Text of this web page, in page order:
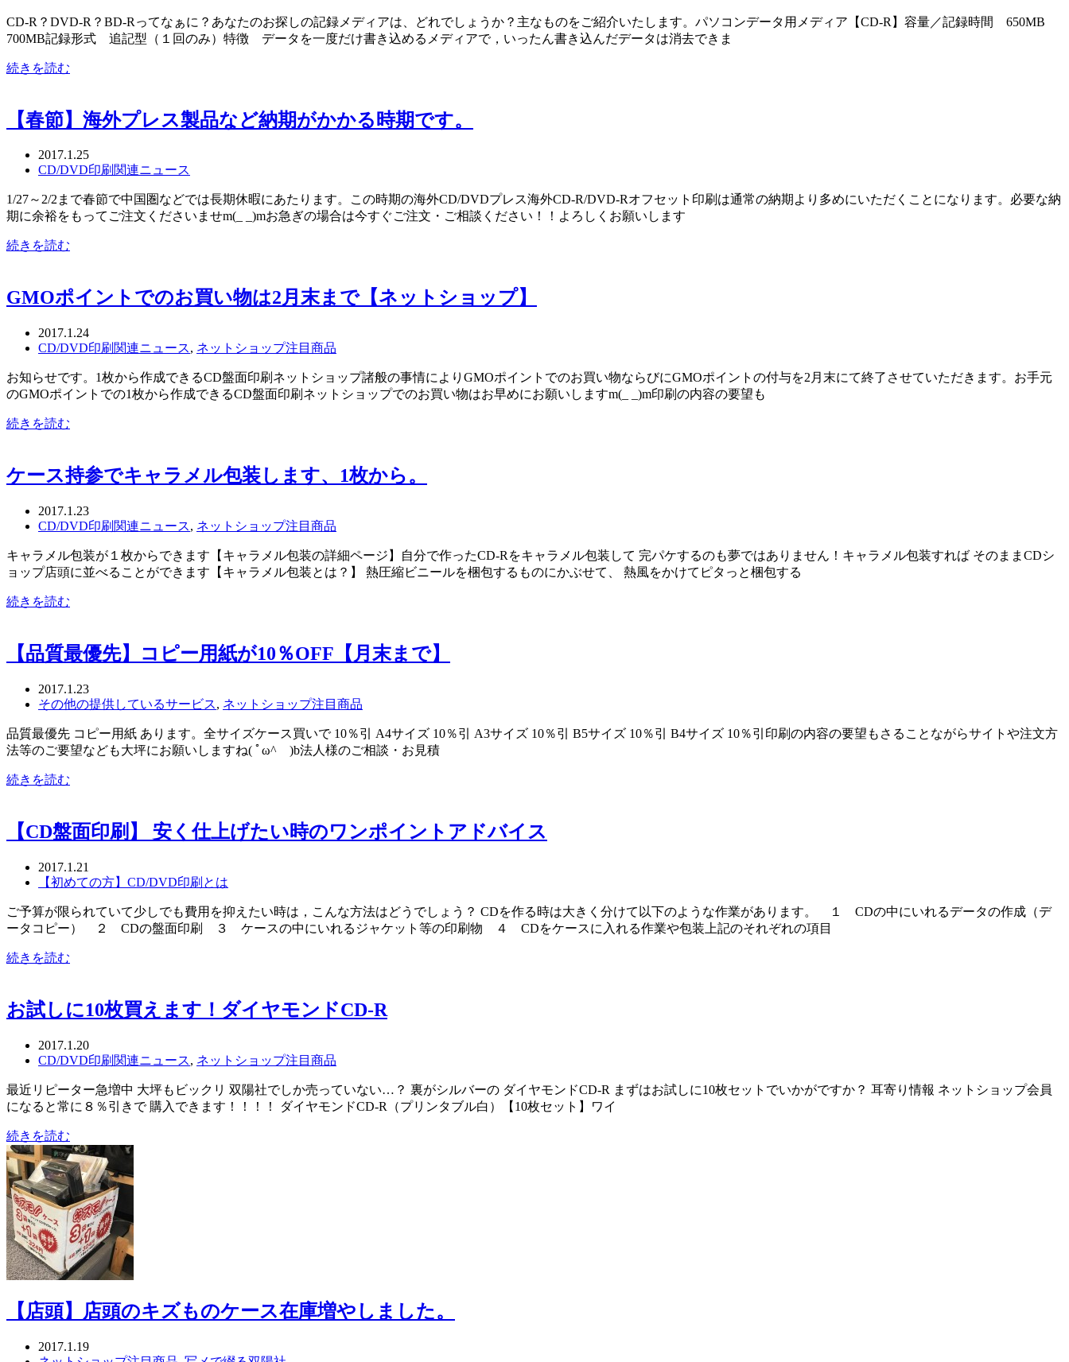
CD-R？DVD-R？BD-Rってなぁに？あなたのお探しの記録メディアは、どれでしょうか？主なものをご紹介いたします。パソコンデータ用メディア【CD-R】容量／記録時間 650MB
700MB記録形式 追記型（１回のみ）特徴 データを一度だけ書き込めるメディアで，いったん書き込んだデータは消去できま
続きを読む
【春節】海外プレス製品など納期がかかる時期です。
2017.1.25
CD/DVD印刷関連ニュース
1/27～2/2まで春節で中国圏などでは長期休暇にあたります。この時期の海外CD/DVDプレス海外CD-R/DVD-Rオフセット印刷は通常の納期より多めにいただくことになります。必要な納
期に余裕をもってご注文くださいませm(_ _)mお急ぎの場合は今すぐご注文・ご相談ください！！よろしくお願いします
続きを読む
GMOポイントでのお買い物は2月末まで【ネットショップ】
2017.1.24
CD/DVD印刷関連ニュース, ネットショップ注目商品
お知らせです。1枚から作成できるCD盤面印刷ネットショップ諸般の事情によりGMOポイントでのお買い物ならびにGMOポイントの付与を2月末にて終了させていただきます。お手元
のGMOポイントでの1枚から作成できるCD盤面印刷ネットショップでのお買い物はお早めにお願いしますm(_ _)m印刷の内容の要望も
続きを読む
ケース持参でキャラメル包装します、1枚から。
2017.1.23
CD/DVD印刷関連ニュース, ネットショップ注目商品
キャラメル包装が１枚からできます【キャラメル包装の詳細ページ】自分で作ったCD-Rをキャラメル包装して 完パケするのも夢ではありません！キャラメル包装すれば そのままCDシ
ョップ店頭に並べることができます【キャラメル包装とは？】 熱圧縮ビニールを梱包するものにかぶせて、 熱風をかけてピタっと梱包する
続きを読む
【品質最優先】コピー用紙が10％OFF【月末まで】
2017.1.23
その他の提供しているサービス, ネットショップ注目商品
品質最優先 コピー用紙 あります。全サイズケース買いで 10％引 A4サイズ 10％引 A3サイズ 10％引 B5サイズ 10％引 B4サイズ 10％引印刷の内容の要望もさることながらサイトや注文方
法等のご要望なども大坪にお願いしますね( ﾟω^ )b法人様のご相談・お見積
続きを読む
【CD盤面印刷】 安く仕上げたい時のワンポイントアドバイス
2017.1.21
【初めての方】CD/DVD印刷とは
ご予算が限られていて少しでも費用を抑えたい時は，こんな方法はどうでしょう？ CDを作る時は大きく分けて以下のような作業があります。 １ CDの中にいれるデータの作成（デ
ータコピー） ２ CDの盤面印刷 ３ ケースの中にいれるジャケット等の印刷物 ４ CDをケースに入れる作業や包装上記のそれぞれの項目
続きを読む
お試しに10枚買えます！ダイヤモンドCD-R
2017.1.20
CD/DVD印刷関連ニュース, ネットショップ注目商品
最近リピーター急増中 大坪もビックリ 双陽社でしか売っていない…？ 裏がシルバーの ダイヤモンドCD-R まずはお試しに10枚セットでいかがですか？ 耳寄り情報 ネットショップ会員
になると常に８％引きで 購入できます！！！！ ダイヤモンドCD-R（プリンタブル白）【10枚セット】ワイ
続きを読む
【店頭】店頭のキズものケース在庫増やしました。
2017.1.19